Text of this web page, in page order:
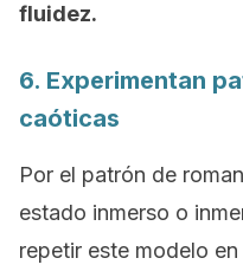
fluidez.
6. Experimentan
caóticas
Por el patrón de
estado inmerso o
repetir este modelo